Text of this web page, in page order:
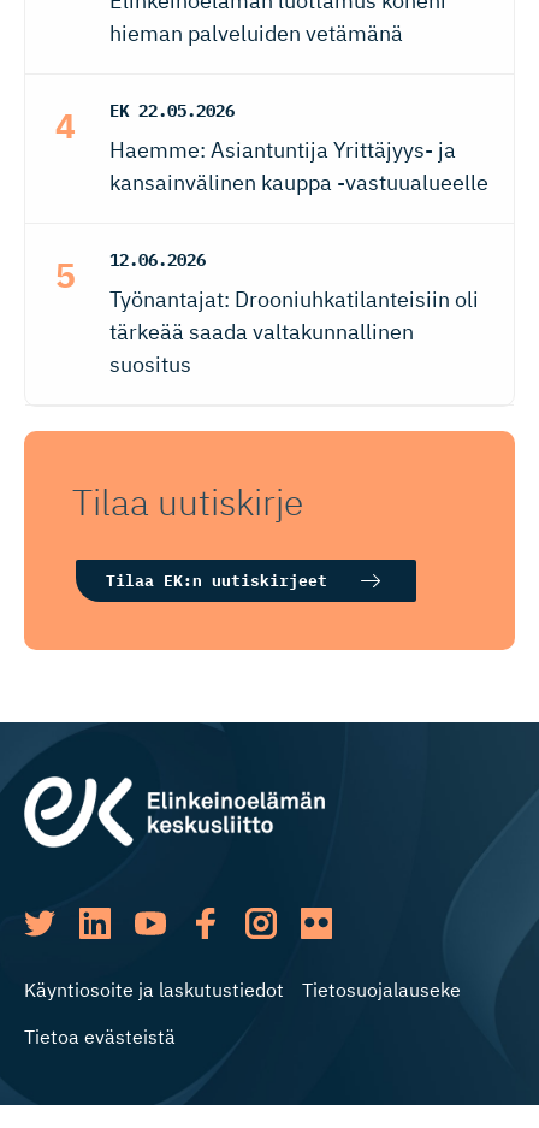
hieman palveluiden vetämänä
EK 22.05.2026
Haemme: Asiantuntija Yrittäjyys- ja
kansainvälinen kauppa -vastuualueelle
12.06.2026
Työnantajat: Drooniuhkatilanteisiin oli
tärkeää saada valtakunnallinen
suositus
Tilaa uutiskirje
Tilaa EK:n uutiskirjeet
Käyntiosoite ja laskutustiedot
Tietosuojalauseke
Tietoa evästeistä